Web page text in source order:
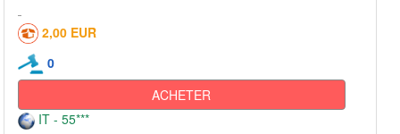
2,00 EUR
0
ACHETER
IT - 55***